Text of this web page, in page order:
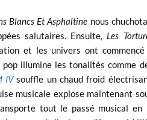
Blancs Et Asphaltine nous
salutaires. Ensuite, Les
et les univers ont commencé
pop illumine les tonalités comme
IVsouffle un chaud froid
musicale explose maintenant
tout le passé musical en